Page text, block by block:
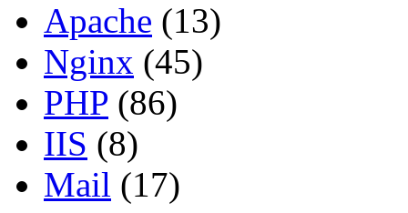
Apache (13)
Nginx (45)
PHP (86)
IIS (8)
Mail (17)